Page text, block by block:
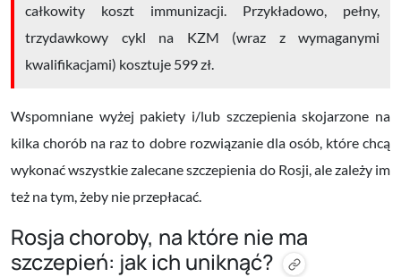
całkowity koszt immunizacji. Przykładowo, pełny,
trzydawkowy cykl na KZM (wraz z wymaganymi
kwalifikacjami) kosztuje 599 zł.
Wspomniane wyżej pakiety i/lub szczepienia skojarzone na
kilka chorób na raz to dobre rozwiązanie dla osób, które chcą
wykonać wszystkie zalecane szczepienia do Rosji, ale zależy im
też na tym, żeby nie przepłacać.
Rosja choroby, na które nie ma
szczepień: jak ich uniknąć?